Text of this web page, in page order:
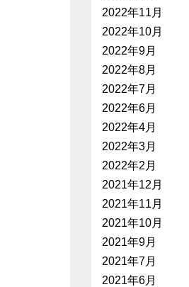
2022年11月
2022年10月
2022年9月
2022年8月
2022年7月
2022年6月
2022年4月
2022年3月
2022年2月
2021年12月
2021年11月
2021年10月
2021年9月
2021年7月
2021年6月